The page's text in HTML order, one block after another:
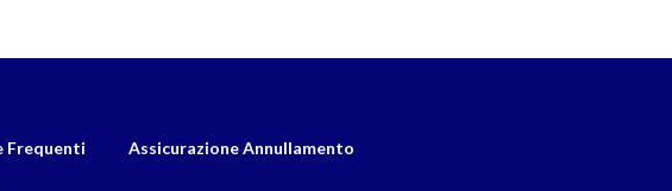
Frequenti
Assicurazione Annullamento